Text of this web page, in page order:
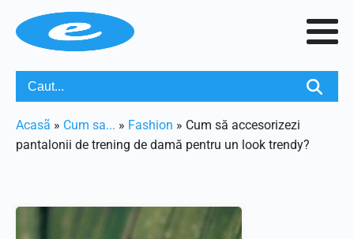
Acasã » Cum sa... » Fashion » Cum să accesorizezi
pantalonii de trening de damă pentru un look trendy?